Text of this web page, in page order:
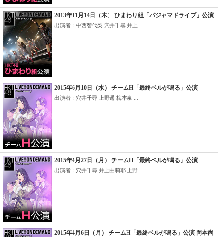
2013年11月14日（木） ひまわり組「パジャマドライブ」公演
出演者：中西智代梨 穴井千尋 井上...
2015年6月10日（水） チームH「最終ベルが鳴る」公演
出演者：穴井千尋 上野遥 梅本泉 ...
2015年4月27日（月） チームH「最終ベルが鳴る」公演
出演者：穴井千尋 井上由莉耶 上野...
2015年4月6日（月） チームH「最終ベルが鳴る」公演 岡本尚